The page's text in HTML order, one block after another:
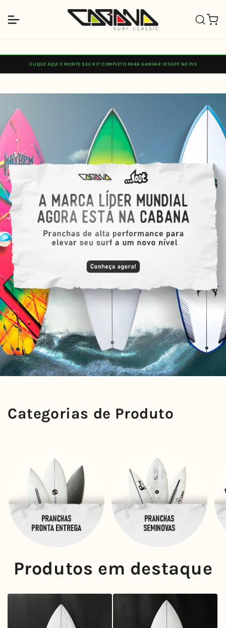
conteúdo
CLIQUE AQUI E MONTE SEU KIT COMPLETO PARA GANHAR 10%OFF NO PIX
Categorias de Produto
Produtos em destaque